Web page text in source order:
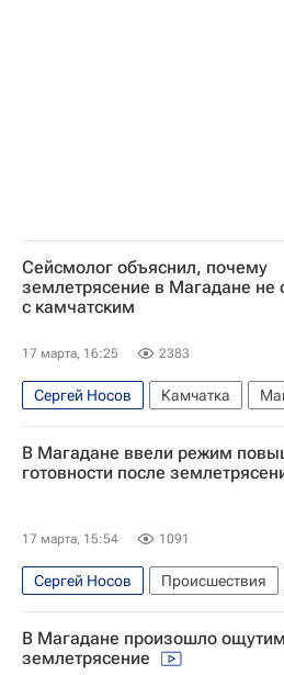
Сейсмолог объяснил, почему
землетрясение в Магадане не
с камчатским
17 марта, 16:25 2383
Сергей Носов Камчатка
Магаданская область
Российская академия наук
В Магадане ввели режим
готовности после
17 марта, 15:54 1091
Сергей Носов Происшествия
Землетрясение
В Магадане произошло
землетрясение